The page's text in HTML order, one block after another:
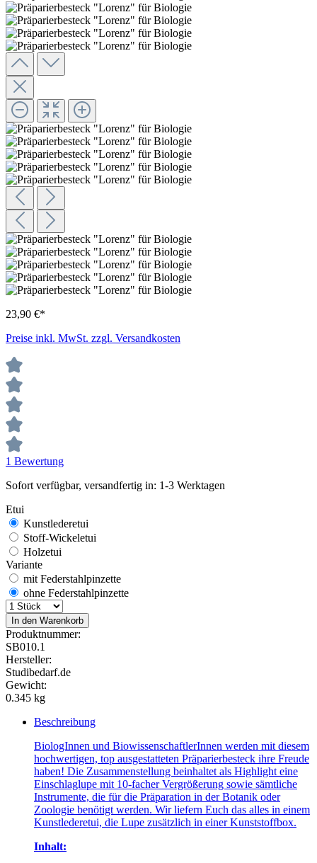
23,90 €*
Preise inkl. MwSt. zzgl. Versandkosten
1 Bewertung
Sofort verfügbar, versandfertig in: 1-3 Werktagen
Etui
Kunstlederetui
Stoff-Wickeletui
Holzetui
Variante
mit Federstahlpinzette
ohne Federstahlpinzette
In den Warenkorb
Produktnummer:
SB010.1
Hersteller:
Studibedarf.de
Gewicht:
0.345 kg
Beschreibung
BiologInnen und BiowissenschaftlerInnen werden mit diesem
hochwertigen, top ausgestatteten Präparierbesteck ihre Freude
haben! Die Zusammenstellung beinhaltet als Highlight eine
Einschlaglupe mit 10-facher Vergrößerung sowie sämtliche
Instrumente, die für die Präparation in der Botanik oder
Zoologie benötigt werden. Wir liefern Euch das alles in einem
Kunstlederetui, die Lupe zusätzlich in einer Kunststoffbox.
Inhalt: